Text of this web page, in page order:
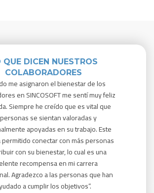
QUE DICEN NUESTROS
COLABORADORES
me asignaron el bienestar de los
en SINCOSOFT me sentí muy feliz
Siempre he creído que es vital que
se sientan valoradas y
apoyadas en su trabajo. Este
permitido conectar con más personas
con su bienestar, lo cual es una
recompensa en mi carrera
Agradezco a las personas que han
a cumplir los objetivos”.